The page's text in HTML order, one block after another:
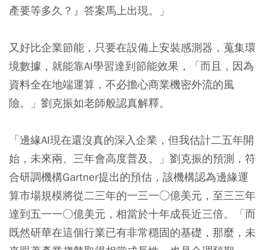
產要等多久？』答案馬上出現。」
又好比企業節能，只要在設備上安裝感測器，蒐集環
境數據，就能靠AI學習達到節能效果，「而且，因為
資料全在地端運算，不必擔心商業機密外流的風
險。」劉克振如老師般認真解釋。
「邊緣AI現在還沒真的深入企業，但我估計二五年開
始，未來兩、三年會高度普及。」劉克振的預測，符
合研調機構Gartner提出的預估，該機構認為邊緣運
算市場規模將從二三年的一三一○億美元，至三三年
達到五一一○億美元，相當於十年成長近三倍。「而
既然研華在這個行業已有非常穩固的基礎，那麼，未